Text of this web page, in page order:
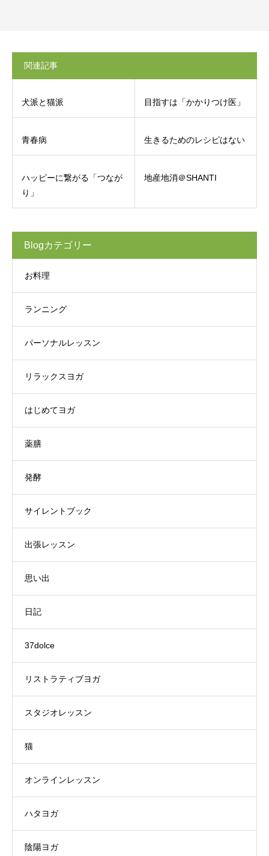
関連記事
犬派と猫派 目指すは「かかりつけ医」
青春病 生きるためのレシピはない
ハッピーに繋がる「つなが
り」
地産地消＠SHANTI
Blogカテゴリー
お料理
ランニング
パーソナルレッスン
リラックスヨガ
はじめてヨガ
薬膳
発酵
サイレントブック
出張レッスン
思い出
日記
37dolce
リストラティブヨガ
スタジオレッスン
猫
オンラインレッスン
ハタヨガ
陰陽ヨガ